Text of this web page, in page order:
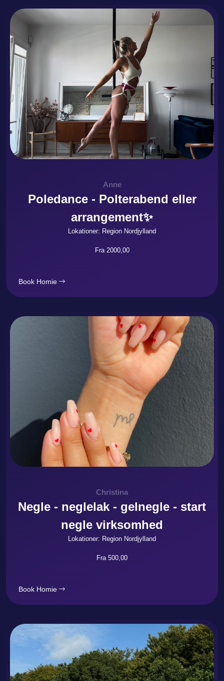
Anne
Poledance - Polterabend eller
arrangement✨
Lokationer: Region Nordjylland
Fra 2000,00
Book Homie
Christina
Negle - neglelak - gelnegle - start
negle virksomhed
Lokationer: Region Nordjylland
Fra 500,00
Book Homie